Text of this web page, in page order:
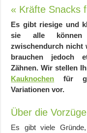
« Kräfte Snacks
Es gibt riesige und
sie alle können
zwischendurch nicht
brauchen jedoch
Zähnen. Wir stellen
Kauknochen für
Variationen vor.
Über die
Es gibt viele